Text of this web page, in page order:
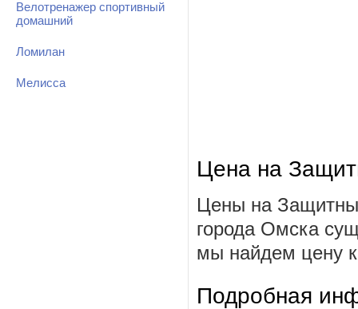
Велотренажер спортивный
домашний
Ломилан
Мелисса
Цена на
Цены на
города Омска
мы найдем цену
Подробная